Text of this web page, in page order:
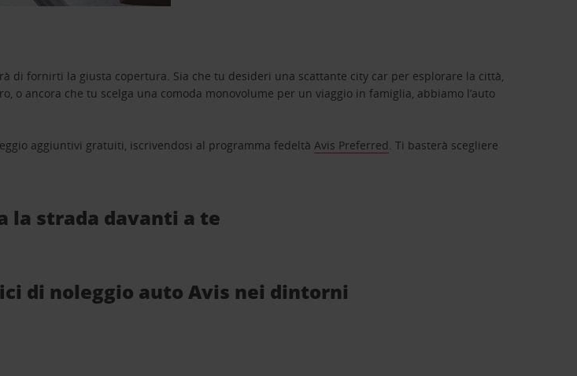
di fornirti la giusta copertura. Sia che tu desideri una scattante city car per esplorare la città,
o ancora che tu scelga una comoda monovolume per un viaggio in famiglia, abbiamo l’auto
aggiuntivi gratuiti, iscrivendosi al programma fedeltàAvis Preferred. Ti basterà scegliere
la strada davanti a te
di noleggio auto Avis nei dintorni